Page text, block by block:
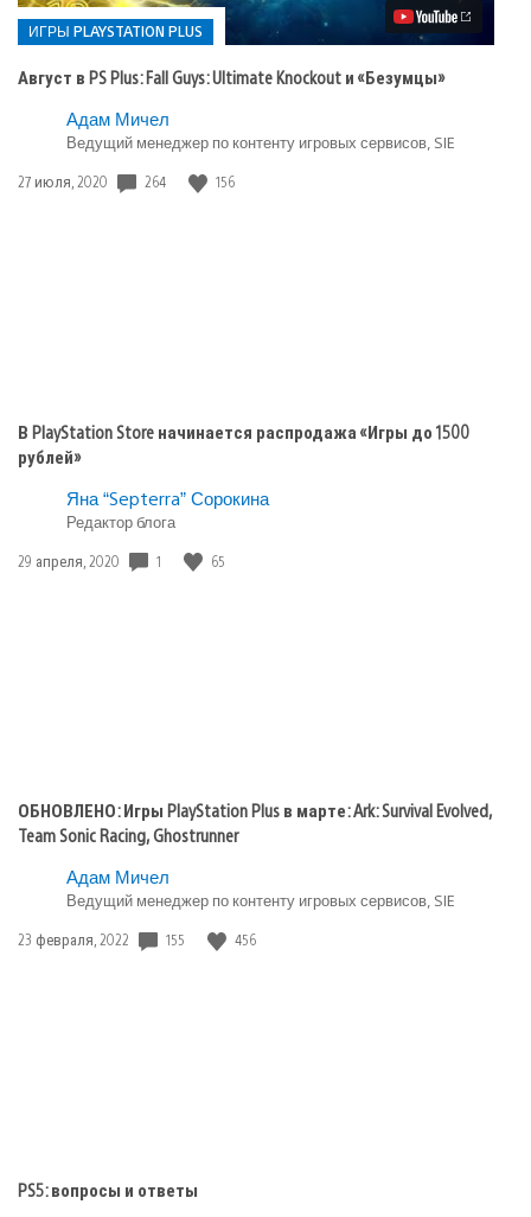
Plus:
Fall
Guys:
Ultimate
«Безумцы»
ИГРЫ PLAYSTATION PLUS
Август в PS Plus: Fall Guys: Ultimate Knockout и «Безумцы»
Опубликовано
Игры
playstation
Адам Мичел
Ведущий менеджер по контенту игровых сервисов, SIE
Дата
27 июля, 2020 264 156
В PlayStation Store начинается распродажа «Игры до 1500
рублей»
Яна “Septerra” Сорокина
Редактор блога
Дата
29 апреля, 2020 1 65
ОБНОВЛЕНО: Игры PlayStation Plus в марте: Ark: Survival Evolved,
Team Sonic Racing, Ghostrunner
Адам Мичел
Ведущий менеджер по контенту игровых сервисов, SIE
Дата
23 февраля, 2022 155 456
PS5: вопросы и ответы